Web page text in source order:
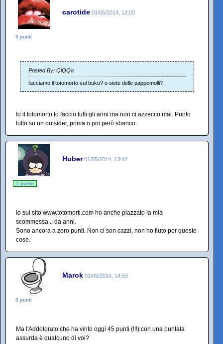
carotide 01/05/2014, 12:03
0 punti
Posted By: QiQQo
facciamo il totomorto sul buko? o siete delle pappemolli?
Io il totomorto lo faccio tutti gli anni ma non ci azzecco mai. Punto
tutto su un outsider, prima o poi però sbanco.
Huber 01/05/2014, 13:42
1 punto
Io sul sito www.totomorti.com ho anche piazzato la mia
scommessa... da anni.
Sono ancora a zero punti. Non ci son cazzi, non ho fiuto per queste
cose.
Marok 01/05/2014, 14:53
0 punti
Ma l'Addolorato che ha vinto oggi 45 punti (!!!) con una puntata
assurda è qualcuno di voi?